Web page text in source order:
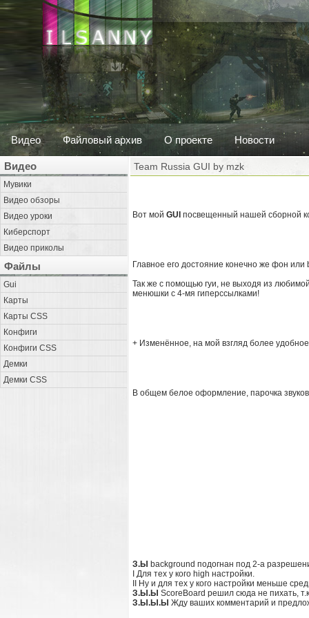
Видео Файловый архив О проекте Новости
Видео
Мувики
Видео обзоры
Видео уроки
Киберспорт
Видео приколы
Файлы
Gui
Карты
Карты CSS
Конфиги
Конфиги CSS
Демки
Демки CSS
Team Russia GUI by mzk
Вот мой GUI посвещенный нашей сборной
Главное его достояние конечно же фон или
Так же с помощью гуи, не выходя из
менюшки с 4-мя гиперссылками!
+ Изменённое, на мой взгляд более
В общем белое оформление, парочкa
З.Ы background подогнан под 2-а
I Для тех у кого high настройки.
II Ну и для тех у кого настройки меньше
З.Ы.Ы ScoreBoard решил сюда не пихать,
З.Ы.Ы.Ы Жду ваших комментарий и